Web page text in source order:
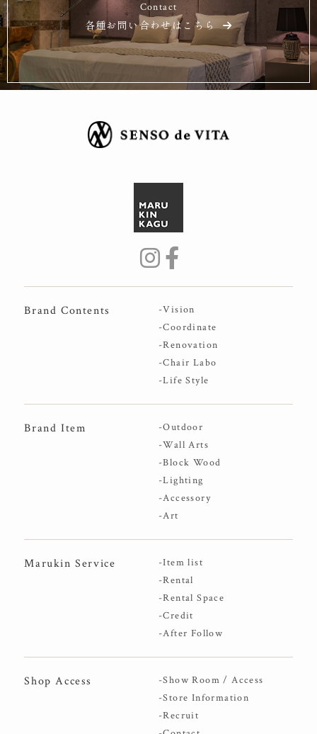
Contact
各種お問い合わせはこちら
Brand Contents
-Vision
-Coordinate
-Renovation
-Chair Labo
-Life Style
Brand Item
-Outdoor
-Wall Arts
-Block Wood
-Lighting
-Accessory
-Art
Marukin Service
-Item list
-Rental
-Rental Space
-Credit
-After Follow
Shop Access
-Show Room / Access
-Store Information
-Recruit